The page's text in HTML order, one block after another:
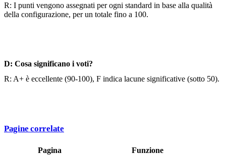
R: I punti vengono assegnati per ogni standard in base alla qualità
della configurazione, per un totale fino a 100.
D: Cosa significano i voti?
R: A+ è eccellente (90-100), F indica lacune significative (sotto 50).
Pagine correlate
Pagina
Funzione